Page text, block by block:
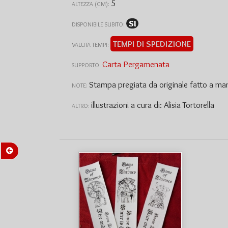
ALTEZZA (CM): 5
DISPONIBILE SUBITO: SI
VALUTA TEMPI: TEMPI DI SPEDIZIONE
SUPPORTO: Carta Pergamenata
NOTE: Stampa pregiata da originale fatto a
ALTRO: illustrazioni a cura di: Alisia Tortorella